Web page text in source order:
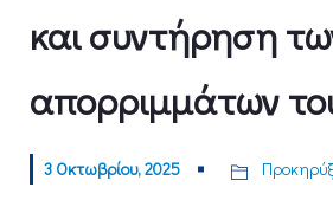
και συντήρηση
απορριμμάτων
3 Οκτωβρίου, 2025